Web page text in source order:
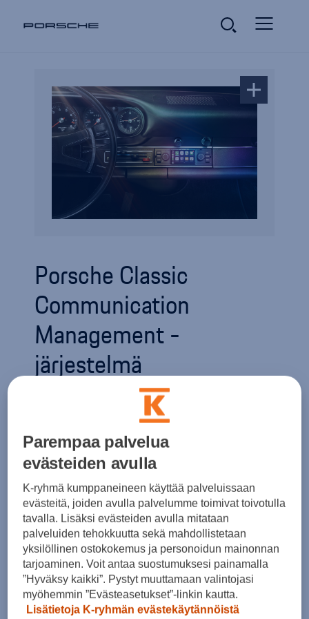
Porsche Classic
Communication
Management -
järjestelmä
Uusi PCCM vie klassikkoautosi
digitaaliselle aikakaudelle.
Uusi Porsche Classic Communication
Management (PCCM) tietoviihdejärjestelmä vie
Porschen vanhat ja nuoremmatkin
klassikkoautot digitaaliselle aikakaudelle.
Järjestelmä on saatavissa sekä 1-DIN- että 2-
DIN-koon versiona, joten se sopii tarkalleen
auton alkuperäisen audiojärjestelmän paikalle.
Parempaa palvelua
evästeiden avulla
K-ryhmä kumppaneineen käyttää palveluissaan
evästeitä, joiden avulla palvelumme toimivat toivotulla
tavalla. Lisäksi evästeiden avulla mitataan
palveluiden tehokkuutta sekä mahdollistetaan
yksilöllinen ostokokemus ja personoidun mainonnan
tarjoaminen. Voit antaa suostumuksesi painamalla
”Hyväksy kaikki”. Pystyt muuttamaan valintojasi
myöhemmin ”Evästeasetukset”-linkin kautta.
Lisätietoja K-ryhmän evästekäytännöistä